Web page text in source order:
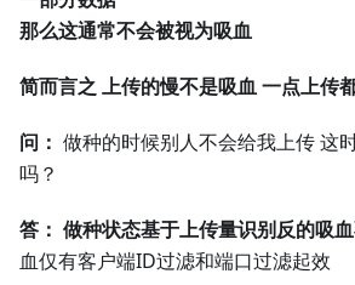
那么这通常不会被视为吸血
简而言之 上传的慢不是吸血 一点上传
问： 做种的时候别人不会给我上传 这
吗？
答： 做种状态基于上传量识别反的吸
血仅有客户端ID过滤和端口过滤起效